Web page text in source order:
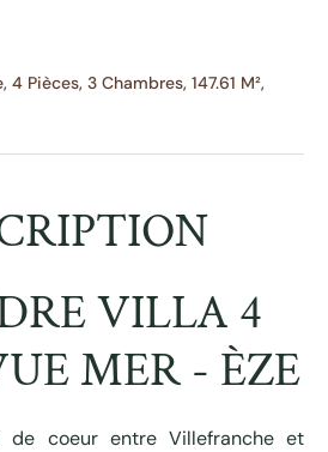
Pièces, 3 Chambres, 147.61 M²,
VILLA 4
MER - ÈZE
de coeur entre Villefranche et